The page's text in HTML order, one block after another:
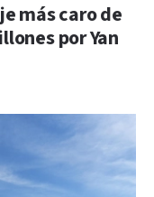
más caro de
por Yan